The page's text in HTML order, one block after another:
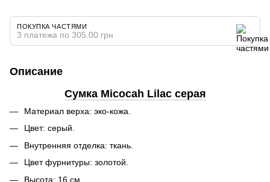
ПОКУПКА ЧАСТЯМИ
3 платежа по 305.00 грн
Описание
Сумка Micocah Lilac серая
Материал верха: эко-кожа.
Цвет: серый.
Внутренняя отделка: ткань.
Цвет фурнитуры: золотой.
Высота: 16 см.